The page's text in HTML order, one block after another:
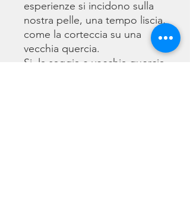
esperienze si incidono sulla
nostra pelle, una tempo liscia,
come la corteccia su una
vecchia quercia.
Si, la saggia e vecchia quercia